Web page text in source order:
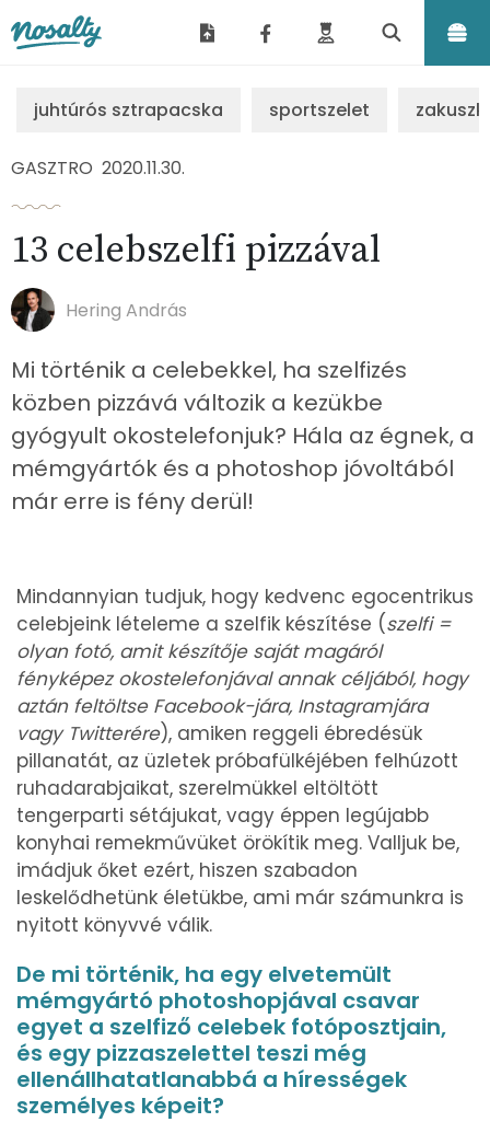
juhtúrós sztrapacska sportszelet
GASZTRO 2020.11.30.
13 celebszelfi pizzával
Hering András
Mi történik a celebekkel, ha szelfizés
közben pizzává változik a kezükbe
gyógyult okostelefonjuk? Hála az égnek, a
mémgyártók és a photoshop jóvoltából
már erre is fény derül!
Mindannyian tudjuk, hogy kedvenc egocentrikus
celebjeink lételeme a szelfik készítése (szelfi =
olyan fotó, amit készítője saját magáról
fényképez okostelefonjával annak céljából, hogy
aztán feltöltse Facebook-jára, Instagramjára
vagy Twitterére), amiken reggeli ébredésük
pillanatát, az üzletek próbafülkéjében felhúzott
ruhadarabjaikat, szerelmükkel eltöltött
tengerparti sétájukat, vagy éppen legújabb
konyhai remekművüket örökítik meg. Valljuk be,
imádjuk őket ezért, hiszen szabadon
leskelődhetünk életükbe, ami már számunkra is
nyitott könyvvé válik.
De mi történik, ha egy elvetemült
mémgyártó photoshopjával csavar
egyet a szelfiző celebek fotóposztjain,
és egy pizzaszelettel teszi még
ellenállhatatlanabbá a hírességek
személyes képeit?